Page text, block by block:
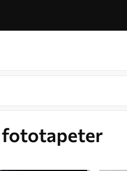
fototapeter